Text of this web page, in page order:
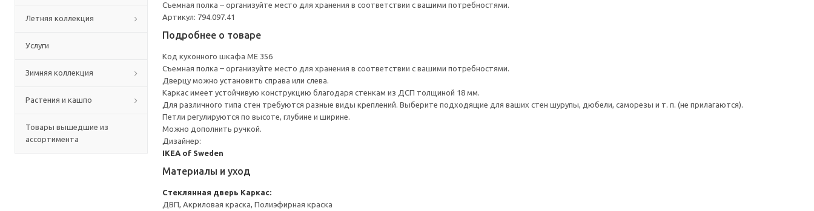
Летняя коллекция
Услуги
Зимняя коллекция
Растения и кашпо
Товары вышедшие из
ассортимента
Съемная полка – организуйте место для хранения в соответствии с вашими потребностями.
Артикул: 794.097.41
Подробнее о товаре
Код кухонного шкафа ME 356
Съемная полка – организуйте место для хранения в соответствии с вашими потребностями.
Дверцу можно установить справа или слева.
Каркас имеет устойчивую конструкцию благодаря стенкам из ДСП толщиной 18 мм.
Для различного типа стен требуются разные виды креплений. Выберите подходящие для ваших стен шурупы, дюбели, саморезы и т. п. (не прилагаются).
Петли регулируются по высоте, глубине и ширине.
Можно дополнить ручкой.
Дизайнер:
IKEA of Sweden
Материалы и уход
Стеклянная дверь Каркас:
ДВП, Акриловая краска, Полиэфирная краска